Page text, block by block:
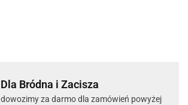
Dla Bródna i Zacisza
dowozimy za darmo dla zamówień powyżej